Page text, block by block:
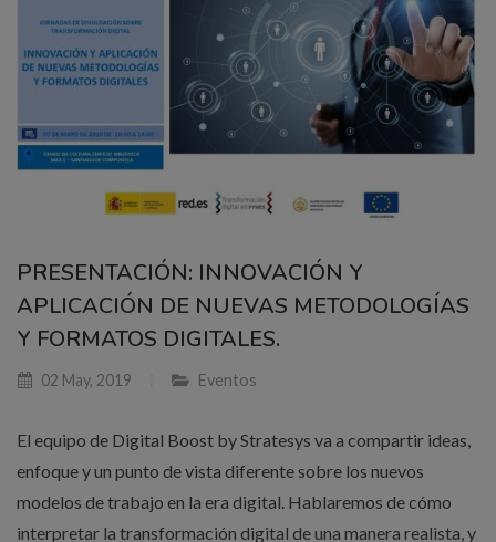
PRESENTACIÓN: INNOVACIÓN Y
APLICACIÓN DE NUEVAS METODOLOGÍAS
Y FORMATOS DIGITALES.
02 May, 2019 Eventos
El equipo de Digital Boost by Stratesys va a compartir ideas,
enfoque y un punto de vista diferente sobre los nuevos
modelos de trabajo en la era digital. Hablaremos de cómo
interpretar la transformación digital de una manera realista, y